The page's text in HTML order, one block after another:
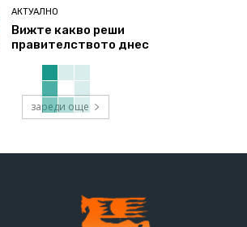
АКТУАЛНО
Вижте какво реши
правителството днес
зареди още